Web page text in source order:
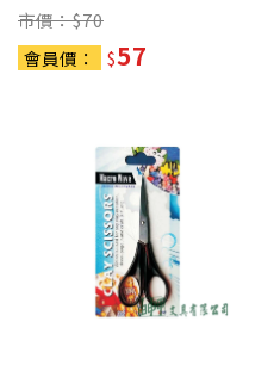
市價：$70
會員價：
$57